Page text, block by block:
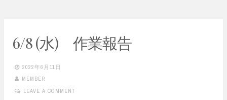
6/8 (水) 作業報告
2022年6月11日
MEMBER
LEAVE A COMMENT